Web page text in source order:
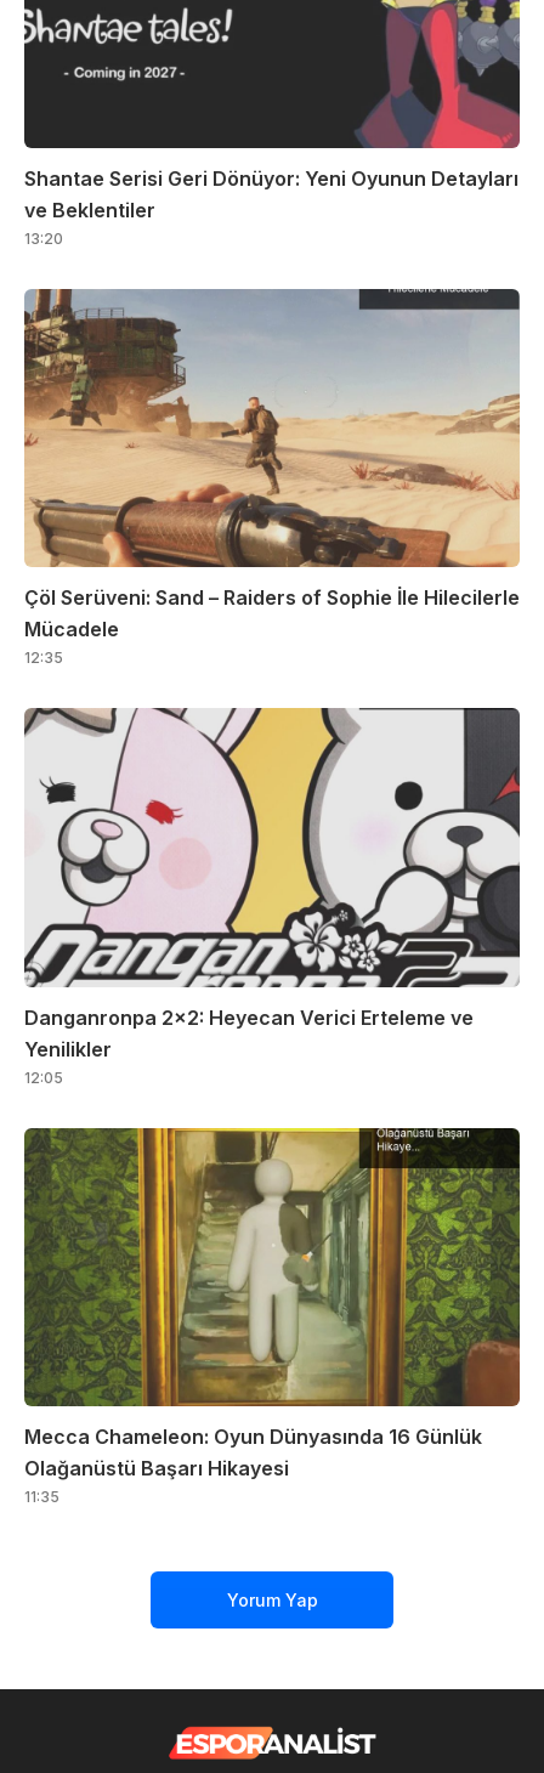
Shantae Serisi Geri Dönüyor: Yeni Oyunun Detayları
ve Beklentiler
13:20
Çöl Serüveni: Sand – Raiders of Sophie İle Hilecilerle
Mücadele
12:35
Danganronpa 2×2: Heyecan Verici Erteleme ve
Yenilikler
12:05
Mecca Chameleon: Oyun Dünyasında 16 Günlük
Olağanüstü Başarı Hikayesi
11:35
Yorum Yap